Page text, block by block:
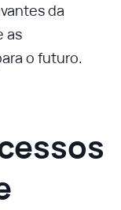
da
as
o futuro.